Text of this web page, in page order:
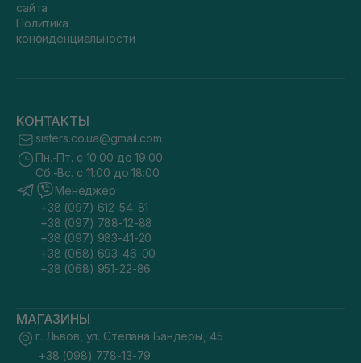
сайта
Политика
конфиденциальности
КОНТАКТЫ
sisters.co.ua@gmail.com
Пн.-Пт. с 10:00 до 19:00
Сб.-Вс. с 11:00 до 18:00
Менеджер
+38 (097) 612-54-81
+38 (097) 788-12-88
+38 (097) 983-41-20
+38 (068) 693-46-00
+38 (068) 951-22-86
МАГАЗИНЫ
г. Львов, ул. Степана Бандеры, 45
+38 (098) 778-13-79